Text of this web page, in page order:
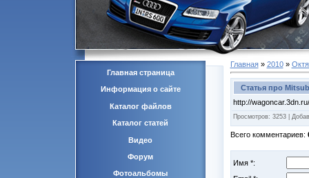
Главная страница
Информация о сайте
Каталог файлов
Каталог статей
Видео
Форум
Фотоальбомы
Главная» 2010 »
Статья про
http://
Просмотров: 3253 |
Всего комментариев:
Имя *: